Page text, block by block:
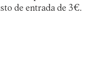
de entrada de 3€.